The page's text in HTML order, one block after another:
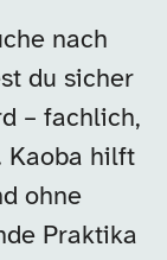
nach
du sicher
– fachlich,
Kaoba hilft
ohne
Praktika